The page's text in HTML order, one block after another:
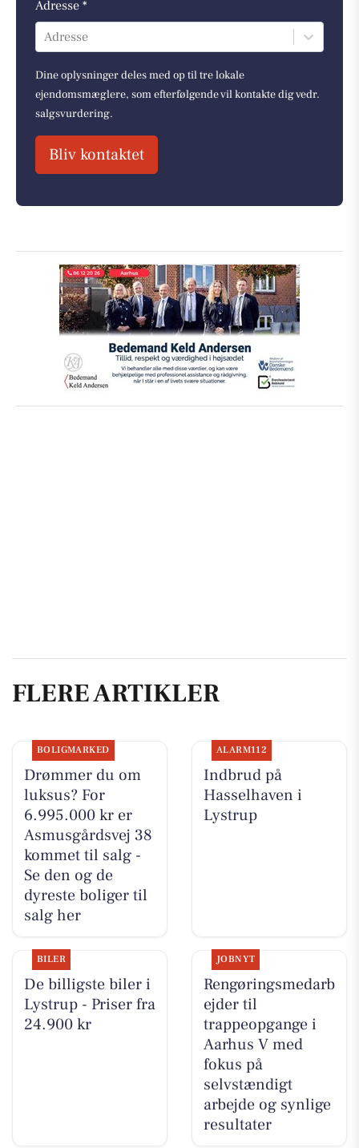
Adresse *
Adresse
Dine oplysninger deles med op til tre lokale
ejendomsmæglere, som efterfølgende vil kontakte dig vedr.
salgsvurdering.
Bliv kontaktet
FLERE ARTIKLER
BOLIGMARKED
Drømmer du om
luksus? For
6.995.000 kr er
Asmusgårdsvej 38
kommet til salg -
Se den og de
dyreste boliger til
salg her
ALARM112
Indbrud på
Hasselhaven i
Lystrup
BILER
De billigste biler i
Lystrup - Priser fra
24.900 kr
JOBNYT
Rengøringsmedarb
ejder til
trappeopgange i
Aarhus V med
fokus på
selvstændigt
arbejde og synlige
resultater